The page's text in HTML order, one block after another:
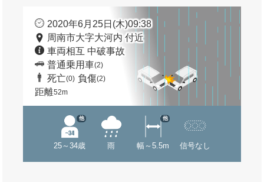
2020年6月25日(木)09:38
周南市大字大河内 付近
車両相互 中破事故
普通乗用車(2)
死亡(0) 負傷(2)
距離52m
25～34歳
他
雨 幅～5.5m
他
信号なし